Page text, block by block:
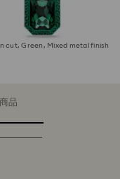
cut, Green, Mixed metal finish
品